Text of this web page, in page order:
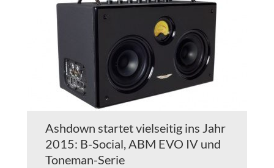
Ashdown startet vielseitig ins Jahr
2015: B-Social, ABM EVO IV und
Toneman-Serie